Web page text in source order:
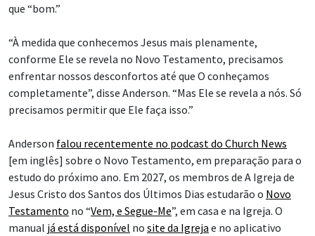
que “bom.”
“À medida que conhecemos Jesus mais plenamente,
conforme Ele se revela no Novo Testamento, precisamos
enfrentar nossos desconfortos até que O conheçamos
completamente”, disse Anderson. “Mas Ele se revela a nós. Só
precisamos permitir que Ele faça isso.”
Anderson falou recentemente no podcast do Church News
[em inglês] sobre o Novo Testamento, em preparação para o
estudo do próximo ano. Em 2027, os membros de A Igreja de
Jesus Cristo dos Santos dos Últimos Dias estudarão o Novo
Testamento no “Vem, e Segue-Me”, em casa e na Igreja. O
manual já está disponível no site da Igreja e no aplicativo